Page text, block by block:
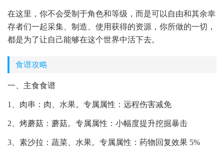
在这里，你不会受制于角色和等级，而是可以自由和其余幸
存者们一起采集、制造、使用获得的资源，你所做的一切，
都是为了让自己能够在这个世界中活下去。
食谱攻略
一、主食食谱
1、肉串：肉、水果。专属属性：远程伤害减免
2、烤蘑菇：蘑菇。专属属性：小幅度提升挖掘暴击
3、素沙拉：蔬菜、水果。专属属性：药物回复效果 5%